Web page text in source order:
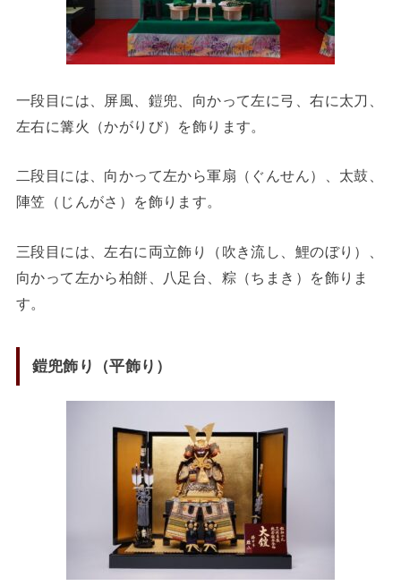
一段目には、屏風、鎧兜、向かって左に弓、右に太刀、
左右に篝火（かがりび）を飾ります。
二段目には、向かって左から軍扇（ぐんせん）、太鼓、
陣笠（じんがさ）を飾ります。
三段目には、左右に両立飾り（吹き流し、鯉のぼり）、
向かって左から柏餅、八足台、粽（ちまき）を飾りま
す。
鎧兜飾り（平飾り）